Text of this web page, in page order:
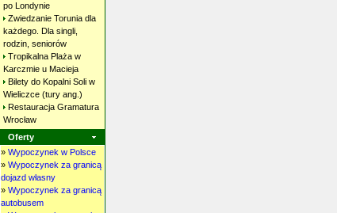
po Londynie
Zwiedzanie Torunia dla
każdego. Dla singli,
rodzin, seniorów
Tropikalna Plaża w
Karczmie u Macieja
Bilety do Kopalni Soli w
Wieliczce (tury ang.)
Restauracja Gramatura
Wrocław
Oferty
» Wypoczynek w Polsce
» Wypoczynek za granicą
dojazd własny
» Wypoczynek za granicą
autobusem